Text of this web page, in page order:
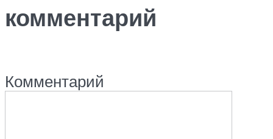
комментарий
Комментарий